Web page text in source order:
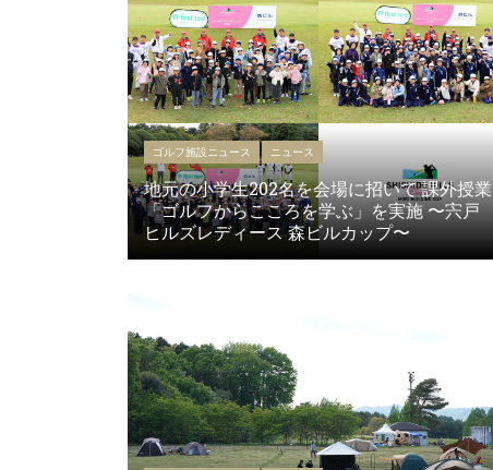
ゴルフ施設ニュース ニュース
地元の小学生202名を会場に招いて 課外授業
「ゴルフからこころを学ぶ」を実施 〜宍戸
ヒルズレディース 森ビルカップ〜